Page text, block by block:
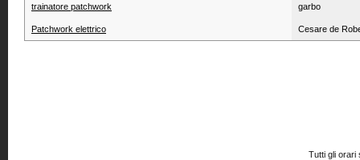
trainatore patchwork garbo
Patchwork elettrico Cesare de
Tutti gli orari